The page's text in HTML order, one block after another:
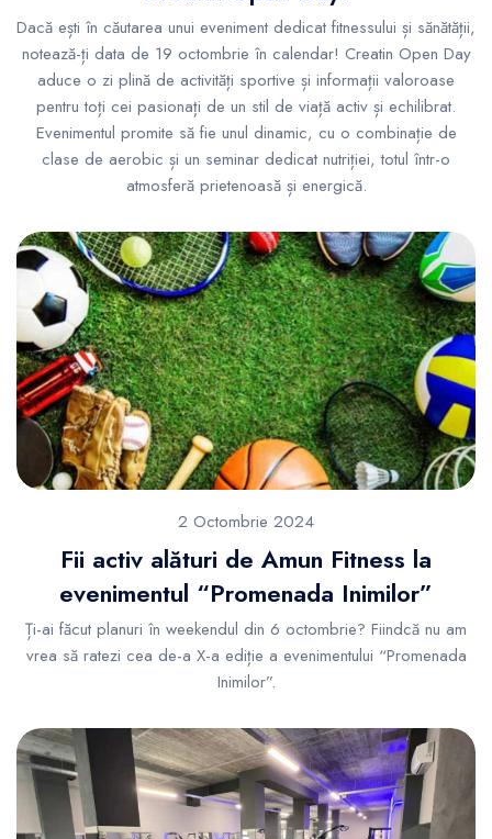
Dacă ești în căutarea unui eveniment dedicat fitnessului și sănătății,
notează-ți data de 19 octombrie în calendar! Creatin Open Day
aduce o zi plină de activități sportive și informații valoroase
pentru toți cei pasionați de un stil de viață activ și echilibrat.
Evenimentul promite să fie unul dinamic, cu o combinație de
clase de aerobic și un seminar dedicat nutriției, totul într-o
atmosferă prietenoasă și energică.
2 Octombrie 2024
Fii activ alături de Amun Fitness la
evenimentul “Promenada Inimilor”
Ți-ai făcut planuri în weekendul din 6 octombrie? Fiindcă nu am
vrea să ratezi cea de-a X-a ediție a evenimentului “Promenada
Inimilor”.